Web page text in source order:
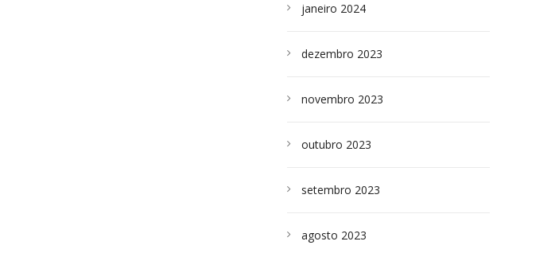
janeiro 2024
dezembro 2023
novembro 2023
outubro 2023
setembro 2023
agosto 2023